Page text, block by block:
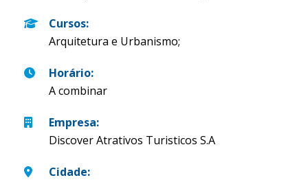
Cursos:
Arquitetura e Urbanismo;
Horário:
A combinar
Empresa:
Discover Atrativos Turisticos S.A
Cidade: